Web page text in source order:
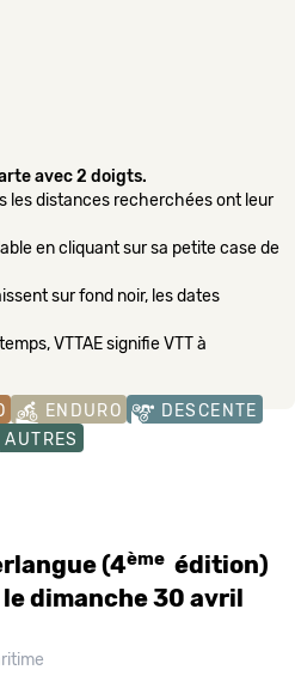
avec 2 doigts.
les distances recherchées ont leur
en cliquant sur sa petite case de
sur fond noir, les dates
VTTAE signifie VTT à
ENDURO
DESCENTE
AUTRES
(4ème édition)
dimanche 30 avril